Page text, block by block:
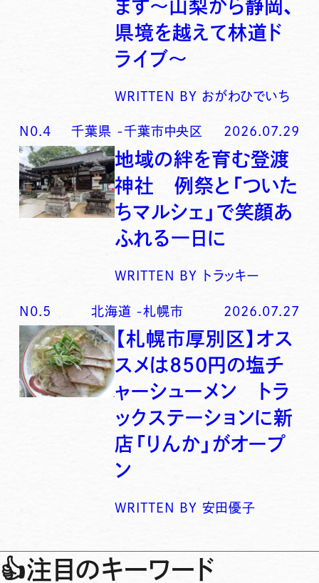
ます〜山梨から静岡、
県境を越えて林道ド
ライブ〜
WRITTEN BY おがわひでいち
N0. 4 千葉県 -千葉市中央区 2026.07.29
地域の絆を育む登渡
神社 例祭と「ついた
ちマルシェ」で笑顔あ
ふれる一日に
WRITTEN BY トラッキー
N0. 5 北海道 -札幌市 2026.07.27
【札幌市厚別区】オス
スメは850円の塩チ
ャーシューメン トラ
ックステーションに新
店「りんか」がオープ
ン
WRITTEN BY 安田優子
👍注目のキーワード